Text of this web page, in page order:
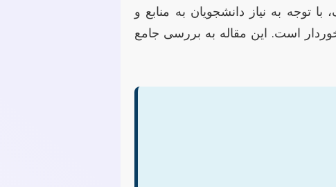
به نیاز دانشجویان به منابع و
است. این مقاله به بررسی جامع